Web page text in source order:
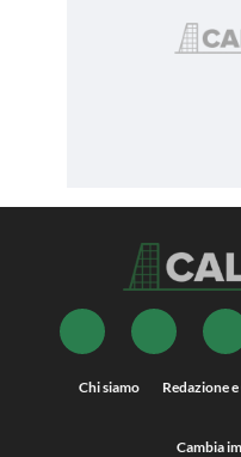
Chi siamo Redazione
Cambia